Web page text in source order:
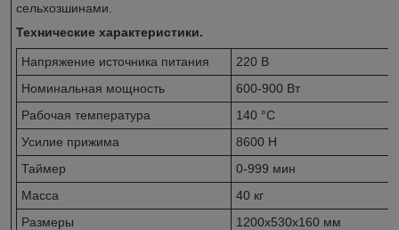
сельхозшинами.
Технические характеристики.
Напряжение источника питания
220 В
Номинальная мощность
600-900 Вт
Рабочая температура
140 °C
Усилие прижима
8600 Н
Таймер
0-999 мин
Масса
40 кг
Размеры
1200х530х160 мм